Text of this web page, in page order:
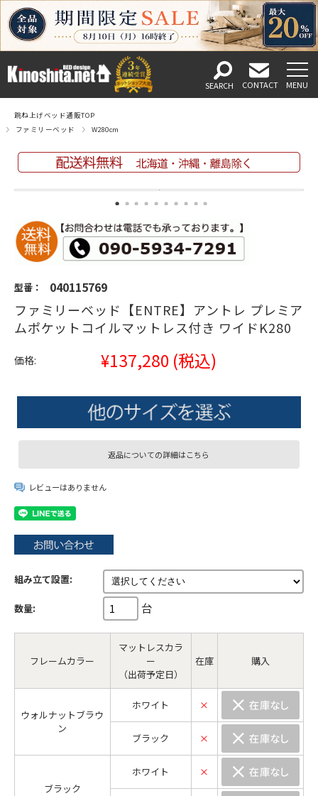
跳ね上げベッド通販TOP
ファミリーベッド
W280cm
型番： 040115769
ファミリーベッド【ENTRE】アントレ プレミア
ムポケットコイルマットレス付き ワイドK280
価格: ¥137,280 (税込)
返品についての詳細はこちら
レビューはありません
組み立て設置:
数量: 台
フレームカラー
マットレスカラ
ー
（出荷予定日）
在庫 購入
ウォルナットブラウ
ン
ホワイト ×
ブラック ×
ブラック
ホワイト ×